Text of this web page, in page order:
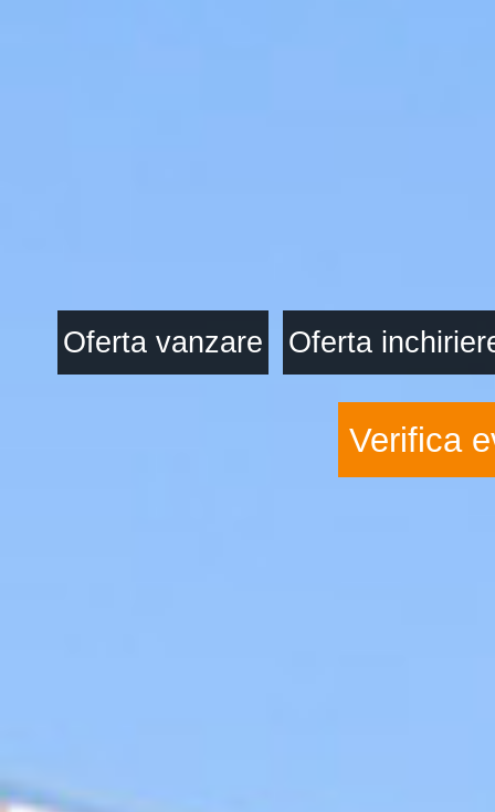
Oferta vanzare Oferta
Verifica